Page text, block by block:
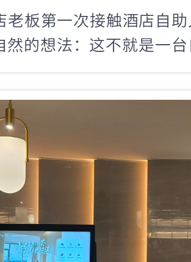
老板第一次接触酒店自
然的想法：这不就是一
简单。今天咱们就来拆
管理设备，到底应该管哪